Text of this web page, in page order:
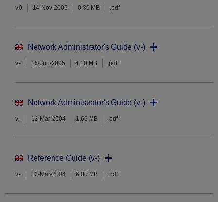
v.0 14-Nov-2005 0.80 MB .pdf
Network Administrator's Guide (v-)
v.- 15-Jun-2005 4.10 MB .pdf
Network Administrator's Guide (v-)
v.- 12-Mar-2004 1.66 MB .pdf
Reference Guide (v-)
v.- 12-Mar-2004 6.00 MB .pdf